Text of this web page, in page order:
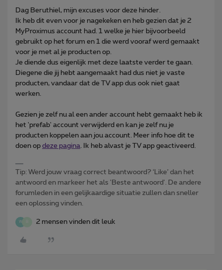
Dag Beruthiel, mijn excuses voor deze hinder.
Ik heb dit even voor je nagekeken en heb gezien dat je 2
MyProximus account had. 1 welke je hier bijvoorbeeld
gebruikt op het forum en 1 die werd vooraf werd gemaakt
voor je met al je producten op.
Je diende dus eigenlijk met deze laatste verder te gaan.
Diegene die jij hebt aangemaakt had dus niet je vaste
producten, vandaar dat de TV app dus ook niet gaat
werken.
Gezien je zelf nu al een ander account hebt gemaakt heb ik
het 'prefab' account verwijderd en kan je zelf nu je
producten koppelen aan jou account. Meer info hoe dit te
doen op deze pagina . Ik heb alvast je TV app geactiveerd.
Tip: Werd jouw vraag correct beantwoord? ‘Like’ dan het
antwoord en markeer het als 'Beste antwoord'. De andere
forumleden in een gelijkaardige situatie zullen dan sneller
een oplossing vinden.
W 2 mensen vinden dit leuk